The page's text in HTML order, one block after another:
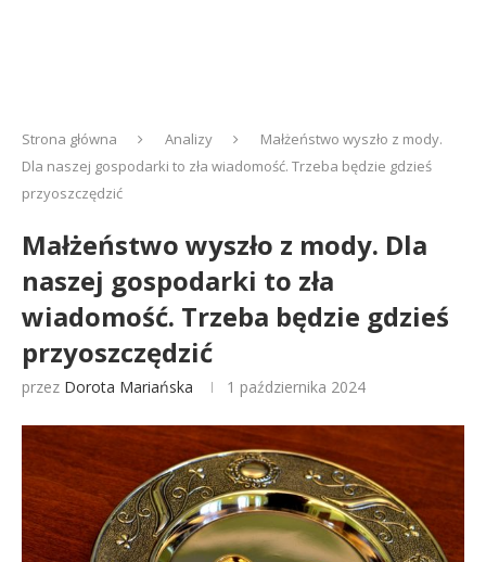
Strona główna Analizy
Małżeństwo wyszło z mody.
Dla naszej gospodarki to zła wiadomość. Trzeba będzie gdzieś
przyoszczędzić
Małżeństwo wyszło z mody. Dla
naszej gospodarki to zła
wiadomość. Trzeba będzie gdzieś
przyoszczędzić
przez Dorota Mariańska 1 października 2024